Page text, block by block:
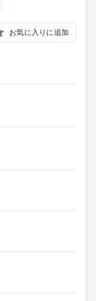
お気に入りに追加